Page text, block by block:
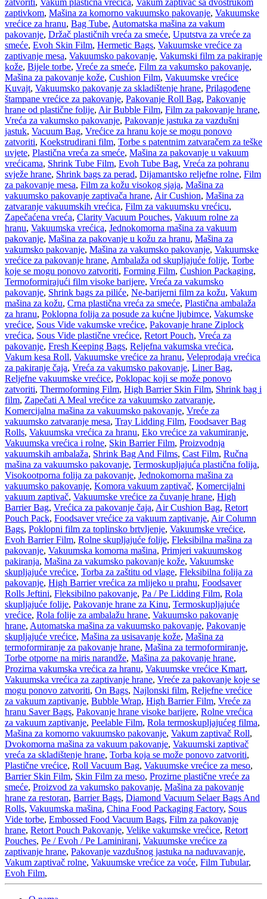
zatvoriti, Vakum plastična vrećica, Vakum zaptivač sa dvostrukom
zaptivkom, Mašina za komorno vakuumsko pakovanje, Vakuumske
vrećice za hranu, Bag Tube, Automatska mašina za vakum
pakovanje, Držač plastičnih vreća za smeće, Uputstva za vreće za
smeće, Evoh Skin Film, Hermetic Bags, Vakuumske vrećice za
zaptivanje mesa, Vakuumsko pakovanje, Vakumski film za pakiranje
kože, Bijele torbe, Vreće za smeće, Film za vakumsko pakovanje,
Mašina za pakovanje kože, Cushion Film, Vakuumske vrećice
Kuvajt, Vakuumsko pakovanje za skladištenje hrane, Prilagođene
štampane vrećice za pakovanje, Pakovanje Roll Bag, Pakovanje
hrane od plastične folije, Air Bubble Film, Film za pakovanje hrane,
Vreća za vakumsko pakovanje, Pakovanje jastuka za vazdušni
jastuk, Vacuum Bag, Vrećice za hranu koje se mogu ponovo
zatvoriti, Koekstrudirani film, Torbe s patentnim zatvaračem za teške
uvjete, Plastična vreća za smeće, Mašina za pakovanje u vakuum
vrećicama, Shrink Tube Film, Evoh Tube Bag, Vreća za pohranu
svježe hrane, Shrink bags za perad, Dijamantsko reljefne rolne, Film
za pakovanje mesa, Film za kožu visokog sjaja, Mašina za
vakuumsko pakovanje zaptivača hrane, Air Cushion, Mašina za
zatvaranje vakuumskih vrećica, Film za vakuumsku vrećicu,
Zapečaćena vreća, Clarity Vacuum Pouches, Vakuum rolne za
hranu, Vakuumska vrećica, Jednokomorna mašina za vakuum
pakovanje, Mašina za pakovanje u kožu za hranu, Mašina za
vakumsko pakovanje, Mašina za vakumsko pakovanje, Vakuumske
vrećice za pakovanje hrane, Ambalaža od skupljajuće folije, Torbe
koje se mogu ponovo zatvoriti, Forming Film, Cushion Packaging,
Termoformirajući film visoke barijere, Vreća za vakumsko
pakovanje, Shrink bags za piliće, Ne-barijerni film za kožu, Vakum
mašina za kožu, Crna plastična vreća za smeće, Plastična ambalaža
za hranu, Poklopna folija za posude za kućne ljubimce, Vakumske
vrećice, Sous Vide vakumske vrećice, Pakovanje hrane Ziplock
vrećica, Sous Vide plastične vrećice, Retort Pouch, Vreća za
pakovanje, Fresh Keeping Bags, Reljefna vakumska vrećica,
Vakum kesa Roll, Vakuumske vrećice za hranu, Veleprodaja vrećica
za pakiranje čaja, Vreća za vakumsko pakovanje, Liner Bag,
Reljefne vakuumske vrećice, Poklopac koji se može ponovo
zatvoriti, Thermoforming Film, High Barrier Skin Film, Shrink bag i
film, Zapečati A Meal vrećice za vakuumsko zatvaranje,
Komercijalna mašina za vakuumsko pakovanje, Vreće za
vakuumsko zatvaranje mesa, Tray Lidding Film, Foodsaver Bag
Rolls, Vakuumska vrećica za hranu, Eko vrećice za vakumiranje,
Vakuumska vrećica i rolne, Skin Barrier Film, Proizvodnja
vakuumskih ambalaža, Shrink Bag And Films, Cast Film, Ručna
mašina za vakuumsko pakovanje, Termoskupljajuća plastična folija,
Visokootporna folija za pakovanje, Jednokomorna mašina za
vakuumsko pakovanje, Komora vakuum zaptivač, Komercijalni
vakuum zaptivač, Vakuumske vrećice za čuvanje hrane, High
Barrier Bag, Vrećica za pakovanje čaja, Air Cushion Bag, Retort
Pouch Pack, Foodsaver vrećice za vakuum zaptivanje, Air Column
Bags, Poklopni film za toplinsko brtvljenje, Vakuumske vrećice,
Evoh Barrier Film, Rolne skupljajuće folije, Fleksibilna mašina za
pakovanje, Vakuumska komorna mašina, Primjeri vakuumskog
pakiranja, Mašina za vakumsko pakovanje kože, Vakuumske
skupljajuće vrećice, Torba za zaštitu od vlage, Fleksibilna folija za
pakovanje, High Barrier vrećica za mlijeko u prahu, Foodsaver
Rolls Jeftini, Fleksibilno pakovanje, Pa / Pe Lidding Film, Rola
skupljajuće folije, Pakovanje hrane za Kinu, Termoskupljajuće
vrećice, Rola folije za ambalažu hrane, Vakuumsko pakovanje
hrane, Automatska mašina za vakuumsko pakovanje, Pakovanje
skupljajuće vrećice, Mašina za usisavanje kože, Mašina za
termoformiranje za pakovanje hrane, Mašina za termoformiranje,
Torbe otporne na miris narandže, Mašina za pakovanje hrane,
Prozirna vakumska vrećica za hranu, Vakuumske vrećice Kmart,
Vakuumska vrećica za zaptivanje hrane, Vreće za pakovanje koje se
mogu ponovo zatvoriti, On Bags, Najlonski film, Reljefne vrećice
za vakuum zaptivanje, Bubble Wrap, High Barrier Film, Vreće za
hranu Saver Bags, Pakovanje hrane visoke barijere, Rolne vrećica
za vakuum zaptivanje, Peelable Film, Rola termoskupljajućeg filma,
Mašina za komorno vakuumsko pakovanje, Vakum zaptivač Roll,
Dvokomorna mašina za vakuum pakovanje, Vakuumski zaptivač
vreća za skladištenje hrane, Torba koja se može ponovo zatvoriti,
Plastične vrećice, Roll Vacuum Bag, Vakuumske vrećice za meso,
Barrier Skin Film, Skin Film za meso, Prozirne plastične vreće za
smeće, Proizvod za vakumsko pakovanje, Mašina za pakovanje
hrane za restoran, Barrier Bags, Diamond Vacuum Selaer Bags And
Rolls, Vakuumska mašina, China Food Packaging Factory, Sous
Vide torbe, Embossed Food Vacuum Bags, Film za pakovanje
hrane, Retort Pouch Pakovanje, Velike vakumske vrećice, Retort
Pouches, Pe / Evoh / Pe Laminirani, Vakuumske vrećice za
zaptivanje hrane, Pakovanje vazdušnog jastuka na naduvavanje,
Vakum zaptivač rolne, Vakuumske vrećice za voće, Film Tubular,
Evoh Film,